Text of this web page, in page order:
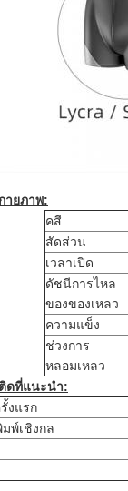
ายภาพ:
คสี
สัดส่วน
เวลาเปิด
ดัชนีการไหล
ของของเหลว
ความแข็ง
ช่วงการ
หลอมเหลว
ดที่แนะนำ:
งแรก
พ์เชิงกล